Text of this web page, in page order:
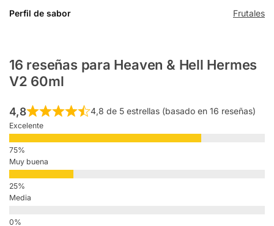
Perfil de sabor Frutales
16 reseñas para Heaven & Hell Hermes
V2 60ml
4,8 4,8 de 5 estrellas (basado en 16 reseñas)
Excelente
Muy buena
Media